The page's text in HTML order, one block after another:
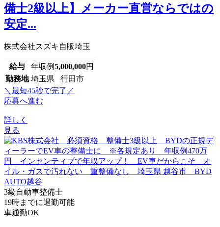
備士2級以上】メーカー直営ならではの
安定...
株式会社スズキ自販埼玉
給与 年収例5,000,000円
勤務地 埼玉県 行田市
＼最短45秒で完了／
応募へ進む
詳しく
見る
3級自動車整備士
19時までに退勤可能
車通勤OK